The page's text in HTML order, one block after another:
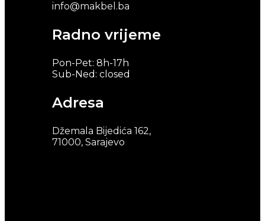
info@makbel.ba
Radno vrijeme
Pon-Pet: 8h-17h
Sub-Ned: closed
Adresa
Džemala Bijedića 162,
71000, Sarajevo